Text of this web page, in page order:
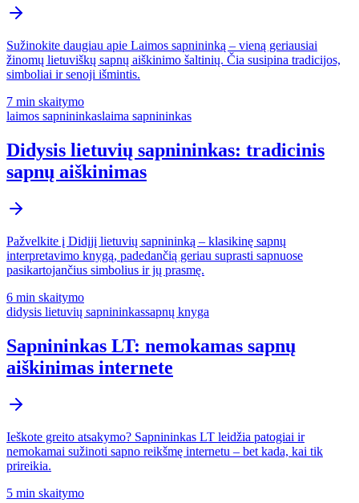
Sužinokite daugiau apie Laimos sapnininką – vieną geriausiai
žinomų lietuviškų sapnų aiškinimo šaltinių. Čia susipina tradicijos,
simboliai ir senoji išmintis.
7 min skaitymo
laimos sapnininkaslaima sapnininkas
Didysis lietuvių sapnininkas: tradicinis
sapnų aiškinimas
Pažvelkite į Didįjį lietuvių sapnininką – klasikinę sapnų
interpretavimo knygą, padedančią geriau suprasti sapnuose
pasikartojančius simbolius ir jų prasmę.
6 min skaitymo
didysis lietuvių sapnininkassapnų knyga
Sapnininkas LT: nemokamas sapnų
aiškinimas internete
Ieškote greito atsakymo? Sapnininkas LT leidžia patogiai ir
nemokamai sužinoti sapno reikšmę internetu – bet kada, kai tik
prireikia.
5 min skaitymo